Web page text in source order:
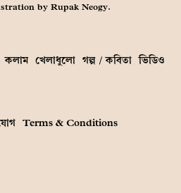
by Rupak Neogy.
কলাম খেলাধুলো গল্প / কবিতা ভিডিও
Terms & Conditions